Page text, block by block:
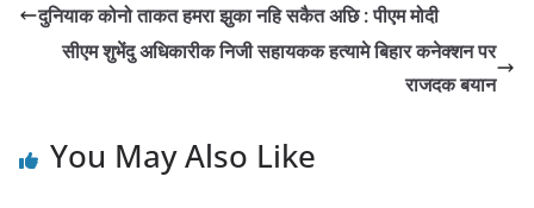
दुनियाक कोनो ताकत हमरा झुका नहि सकैत अछि : पीएम मोदी
सीएम शुभेंदु अधिकारीक निजी सहायकक हत्यामे बिहार कनेक्शन पर
राजदक बयान
You May Also Like